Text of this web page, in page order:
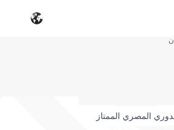
المصري الممتاز